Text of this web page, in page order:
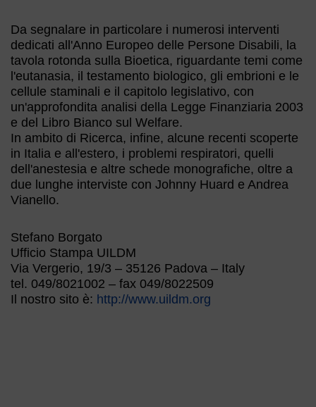
Da segnalare in particolare i numerosi interventi
dedicati all'Anno Europeo delle Persone Disabili, la
tavola rotonda sulla Bioetica, riguardante temi come
l'eutanasia, il testamento biologico, gli embrioni e le
cellule staminali e il capitolo legislativo, con
un'approfondita analisi della Legge Finanziaria 2003
e del Libro Bianco sul Welfare.
In ambito di Ricerca, infine, alcune recenti scoperte
in Italia e all'estero, i problemi respiratori, quelli
dell'anestesia e altre schede monografiche, oltre a
due lunghe interviste con Johnny Huard e Andrea
Vianello.
Stefano Borgato
Ufficio Stampa UILDM
Via Vergerio, 19/3 – 35126 Padova – Italy
tel. 049/8021002 – fax 049/8022509
Il nostro sito è: http://www.uildm.org